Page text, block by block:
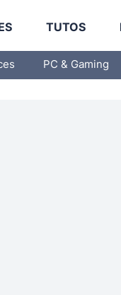
TUTOS
PC & Gaming